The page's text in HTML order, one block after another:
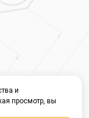
и
просмотр, вы